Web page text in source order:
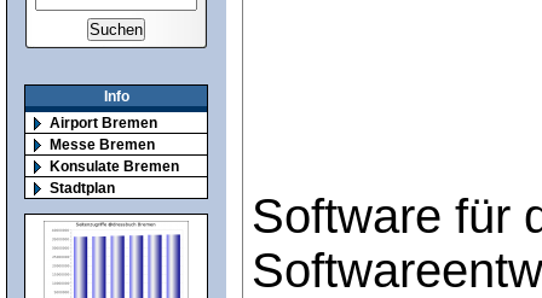
Info
Airport Bremen
Messe Bremen
Konsulate Bremen
Stadtplan
Software für